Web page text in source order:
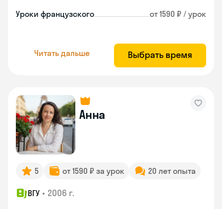
Уроки французского от 1590 ₽ / урок
Читать дальше Выбрать время
Анна
5 от 1590 ₽ за урок 20 лет опыта
ВГУ • 2006 г.